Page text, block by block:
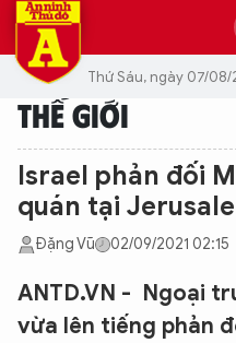
Thứ Sáu, ngày 07/08/
THẾ GIỚI
Israel phản đối
quán tại
Đặng Vũ 02/09/2021 02:15
ANTD.VN - Ngoại
vừa lên tiếng phản